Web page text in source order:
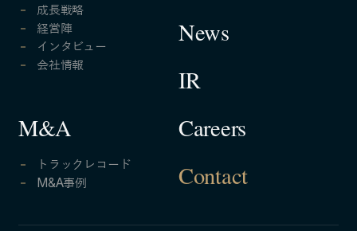
成長戦略
経営陣
インタビュー
会社情報
M&A
トラックレコード
M&A事例
News
IR
Careers
Contact